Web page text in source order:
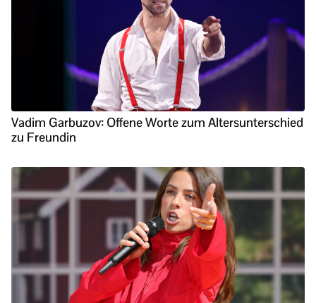
Vadim Garbuzov: Offene Worte zum Altersunterschied
zu Freundin